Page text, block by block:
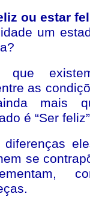
ou estar
um
que
as
mais
é “Ser
diferenças
se